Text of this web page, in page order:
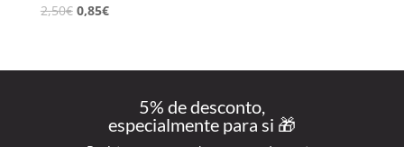
2,50€ 0,85€
5% de desconto,
especialmente para si 🎁